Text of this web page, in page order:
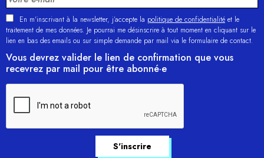
En m'inscrivant à la newsletter, j’accepte la politique de confidentialité et le
traitement de mes données. Je pourrai me désinscrire à tout moment en cliquant sur le
lien en bas des emails ou sur simple demande par mail via le formulaire de contact.
Vous devrez valider le lien de confirmation que vous
recevrez par mail pour être abonné·e